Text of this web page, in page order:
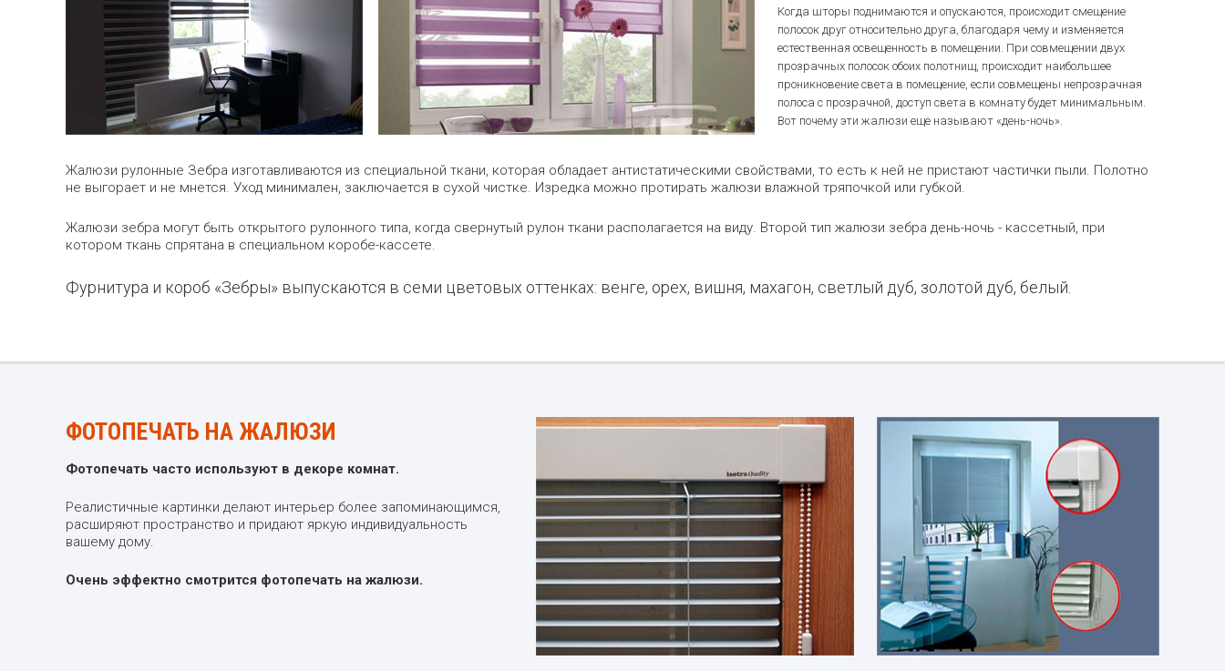
Когда шторы поднимаются и опускаются, происходит смещение
полосок друг относительно друга, благодаря чему и изменяется
естественная освещенность в помещении. При совмещении двух
прозрачных полосок обоих полотнищ, происходит наибольшее
проникновение света в помещение, если совмещены непрозрачная
полоса с прозрачной, доступ света в комнату будет минимальным.
Вот почему эти жалюзи еще называют «день-ночь».
Жалюзи рулонные Зебра изготавливаются из специальной ткани, которая обладает антистатическими свойствами, то есть к ней не пристают частички пыли. Полотно
не выгорает и не мнется. Уход минимален, заключается в сухой чистке. Изредка можно протирать жалюзи влажной тряпочкой или губкой.
Жалюзи зебра могут быть открытого рулонного типа, когда свернутый рулон ткани располагается на виду. Второй тип жалюзи зебра день-ночь - кассетный, при
котором ткань спрятана в специальном коробе-кассете.
Фурнитура и короб «Зебры» выпускаются в семи цветовых оттенках: венге, орех, вишня, махагон, светлый дуб, золотой дуб, белый.
ФОТОПЕЧАТЬ НА ЖАЛЮЗИ
Фотопечать часто используют в декоре комнат.
Реалистичные картинки делают интерьер более запоминающимся,
расширяют пространство и придают яркую индивидуальность
вашему дому.
Очень эффектно смотрится фотопечать на жалюзи.